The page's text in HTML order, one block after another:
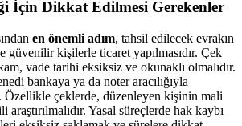
İçin Dikkat Edilmesi Gerekenler
en önemli adım, tahsil edilecek evrakın
güvenilir kişilerle ticaret yapılmasıdır. Çek
vade tarihi eksiksiz ve okunaklı olmalıdır.
bankaya ya da noter aracılığıyla
Özellikle çeklerde, düzenleyen kişinin mali
Yasal süreçlerde hak kaybı